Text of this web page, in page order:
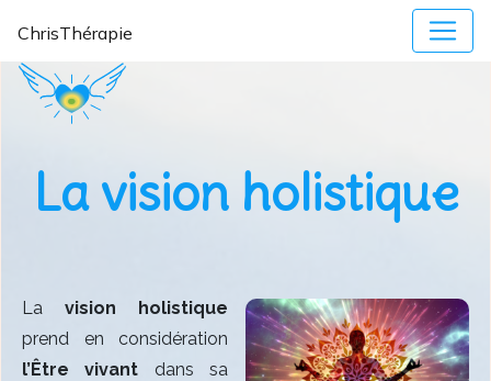
ChrisThérapie
La vision holistique
La vision holistique
prend en considération
l’Être vivant dans sa